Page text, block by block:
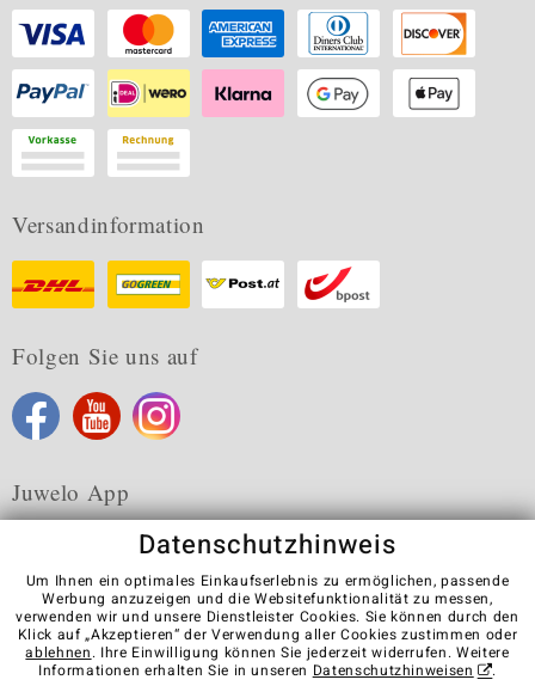
Versandinformation
Folgen Sie uns auf
Juwelo App
Karriere AGB Datenschutz Cookies
Impressum
Kontakt
Vertrag widerrufen
Datenschutzhinweis
Um Ihnen ein optimales Einkaufserlebnis zu ermöglichen, passende
Werbung anzuzeigen und die Websitefunktionalität zu messen,
verwenden wir und unsere Dienstleister Cookies. Sie können durch den
Klick auf „Akzeptieren“ der Verwendung aller Cookies zustimmen oder
ablehnen. Ihre Einwilligung können Sie jederzeit widerrufen. Weitere
Informationen erhalten Sie in unseren Datenschutzhinweisen .